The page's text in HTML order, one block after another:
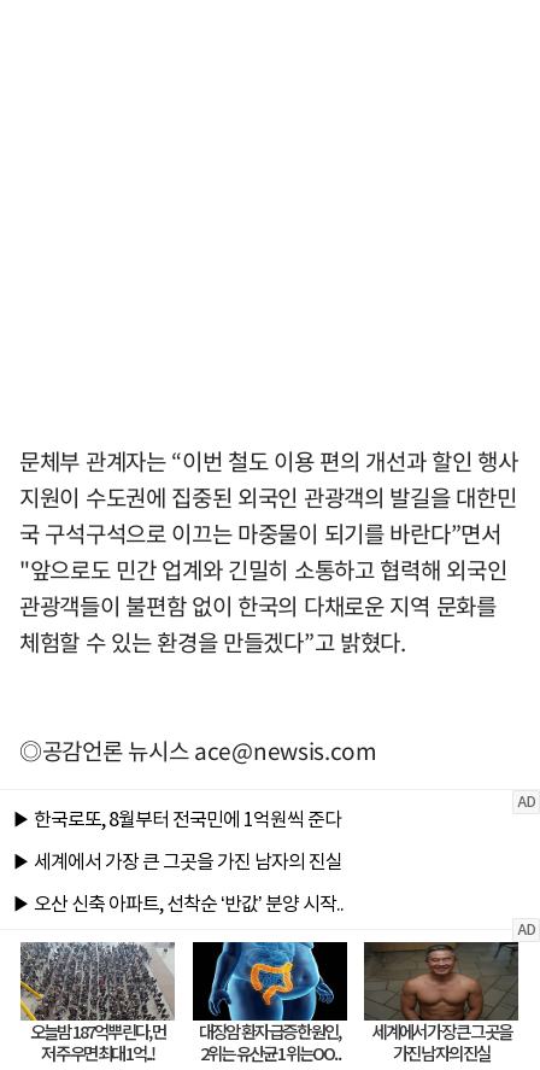
문체부 관계자는 “이번 철도 이용 편의 개선과 할인 행사
지원이 수도권에 집중된 외국인 관광객의 발길을 대한민
국 구석구석으로 이끄는 마중물이 되기를 바란다”면서
"앞으로도 민간 업계와 긴밀히 소통하고 협력해 외국인
관광객들이 불편함 없이 한국의 다채로운 지역 문화를
체험할 수 있는 환경을 만들겠다”고 밝혔다.
◎공감언론 뉴시스ace@newsis.com